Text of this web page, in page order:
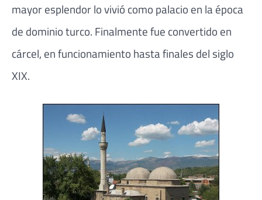
mayor esplendor lo vivió como palacio en la época
de dominio turco. Finalmente fue convertido en
cárcel, en funcionamiento hasta finales del siglo
XIX.